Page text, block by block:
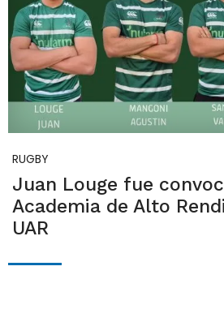
RUGBY
Juan Louge fue
Academia de Alto
UAR